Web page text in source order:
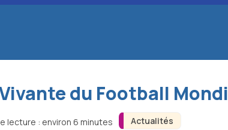
Actualités
du Football
lecture : environ 6 minutes